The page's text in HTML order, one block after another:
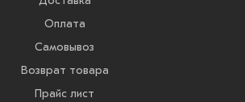
Оплата
Самовывоз
Возврат товара
Прайс лист